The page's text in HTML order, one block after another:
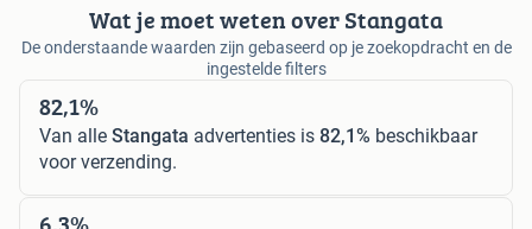
Wat je moet weten over Stangata
De onderstaande waarden zijn gebaseerd op je zoekopdracht en de
ingestelde filters
82,1%
Van alle Stangata advertenties is 82,1% beschikbaar
voor verzending.